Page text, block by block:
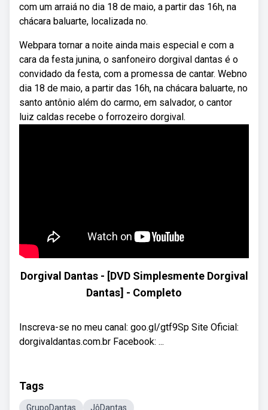
com um arraiá no dia 18 de maio, a partir das 16h, na
chácara baluarte, localizada no.
Webpara tornar a noite ainda mais especial e com a
cara da festa junina, o sanfoneiro dorgival dantas é o
convidado da festa, com a promessa de cantar. Webno
dia 18 de maio, a partir das 16h, na chácara baluarte, no
santo antônio além do carmo, em salvador, o cantor
luiz caldas recebe o forrozeiro dorgival.
Dorgival Dantas - [DVD Simplesmente Dorgival
Dantas] - Completo
Inscreva-se no meu canal: goo.gl/gtf9Sp Site Oficial:
dorgivaldantas.com.br Facebook: ...
Tags
GrupoDantas JôDantas